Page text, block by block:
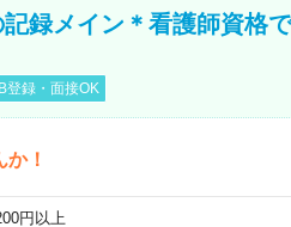
録メイン＊看護師資格
登録・面接OK
！
円以上